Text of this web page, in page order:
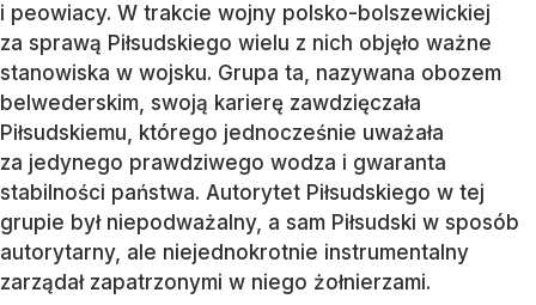
i peowiacy. W trakcie wojny polsko-bolszewickiej
za sprawą Piłsudskiego wielu z nich objęło ważne
stanowiska w wojsku. Grupa ta, nazywana obozem
belwederskim, swoją karierę zawdzięczała
Piłsudskiemu, którego jednocześnie uważała
za jedynego prawdziwego wodza i gwaranta
stabilności państwa. Autorytet Piłsudskiego w tej
grupie był niepodważalny, a sam Piłsudski w sposób
autorytarny, ale niejednokrotnie instrumentalny
zarządał zapatrzonymi w niego żołnierzami.